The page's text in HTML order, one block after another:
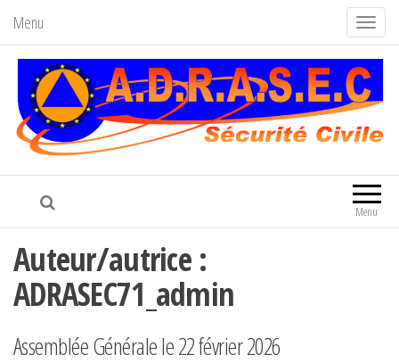
Menu
A
f
f
i
c
e
r
/
Adrasec71
Association Départementale de la
Menu
Auteur/autrice :
ADRASEC71_admin
Assemblée Générale le 22 février 2026